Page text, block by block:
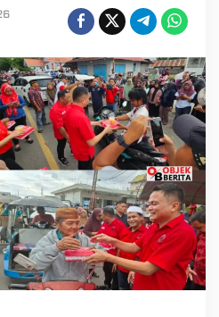
m
i
n
K
e
t
u
D
P
C
R
o